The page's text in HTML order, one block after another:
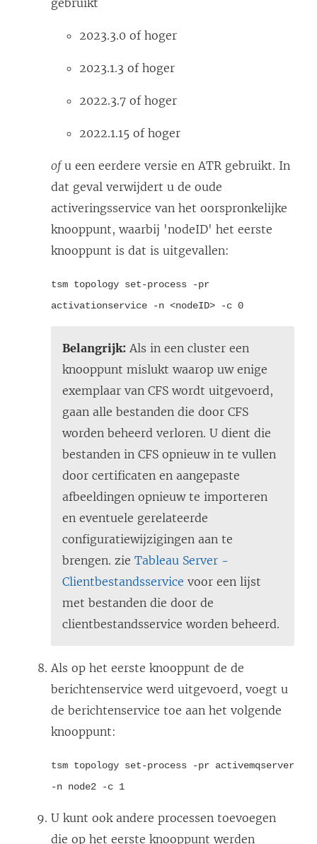
gebruikt
2023.3.0 of hoger
2023.1.3 of hoger
2022.3.7 of hoger
2022.1.15 of hoger
ofu een eerdere versie en ATR gebruikt. In
dat geval verwijdert u de oude
activeringsservice van het oorspronkelijke
knooppunt, waarbij 'nodeID' het eerste
knooppunt is dat is uitgevallen:
tsm topology set-process -pr
activationservice -n <nodeID> -c 0
Belangrijk: Als in een cluster een
knooppunt mislukt waarop uw enige
exemplaar van CFS wordt uitgevoerd,
gaan alle bestanden die door CFS
worden beheerd verloren. U dient die
bestanden in CFS opnieuw in te vullen
door certificaten en aangepaste
afbeeldingen opnieuw te importeren
en eventuele gerelateerde
configuratiewijzigingen aan te
brengen. zie Tableau Server -
Clientbestandsservice voor een lijst
met bestanden die door de
clientbestandsservice worden beheerd.
Als op het eerste knooppunt de de
berichtenservice werd uitgevoerd, voegt u
de berichtenservice toe aan het volgende
knooppunt:
tsm topology set-process -pr activemqserver
-n node2 -c 1
U kunt ook andere processen toevoegen
die op het eerste knooppunt werden